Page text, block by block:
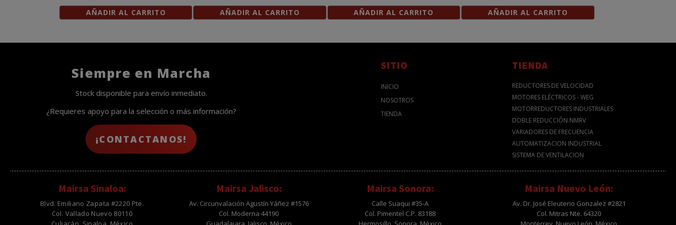
AÑADIR AL CARRITO AÑADIR AL CARRITO AÑADIR AL CARRITO AÑADIR AL CARRITO
Siempre en Marcha
Stock disponible para envío inmediato.
¿Requieres apoyo para la selección o más información?
¡CONTACTANOS!
SITIO
INICIO
NOSOTROS
TIENDA
TIENDA
REDUCTORES DE VELOCIDAD
MOTORES ELÉCTRICOS - WEG
MOTORREDUCTORES INDUSTRIALES
DOBLE REDUCCIÓN NMRV
VARIADORES DE FRECUENCIA
AUTOMATIZACION INDUSTRIAL
SISTEMA DE VENTILACION
Mairsa Sinaloa:
Blvd. Emiliano Zapata #2220 Pte.
Col. Vallado Nuevo 80110
Mairsa Jalisco:
Av. Circunvalación Agustín Yáñez #1576
Col. Moderna 44190
Mairsa Sonora:
Calle Suaqui #35-A
Col. Pimentel C.P. 83188
Mairsa Nuevo León:
Av. Dr. José Eleuterio Gonzalez #2821
Col. Mitras Nte. 64320